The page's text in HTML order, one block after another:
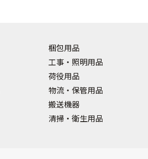
梱包用品
工事・照明用品
荷役用品
物流・保管用品
搬送機器
清掃・衛生用品